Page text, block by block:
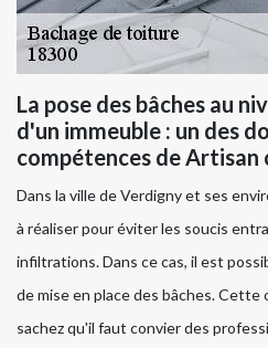
La pose des bâches au
d'un immeuble : un des
compétences de Artisan
Dans la ville de Verdigny et ses
à réaliser pour éviter les soucis
infiltrations. Dans ce cas, il est
de mise en place des bâches.
sachez qu'il faut convier des